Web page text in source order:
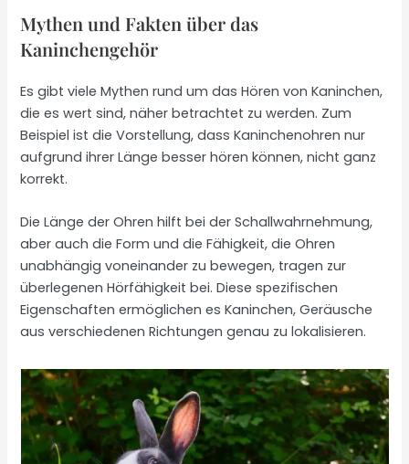
Mythen und Fakten über das
Kaninchengehör
Es gibt viele Mythen rund um das Hören von Kaninchen,
die es wert sind, näher betrachtet zu werden. Zum
Beispiel ist die Vorstellung, dass Kaninchenohren nur
aufgrund ihrer Länge besser hören können, nicht ganz
korrekt.
Die Länge der Ohren hilft bei der Schallwahrnehmung,
aber auch die Form und die Fähigkeit, die Ohren
unabhängig voneinander zu bewegen, tragen zur
überlegenen Hörfähigkeit bei. Diese spezifischen
Eigenschaften ermöglichen es Kaninchen, Geräusche
aus verschiedenen Richtungen genau zu lokalisieren.